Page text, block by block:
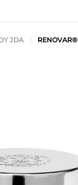
JDA RENOVAR®